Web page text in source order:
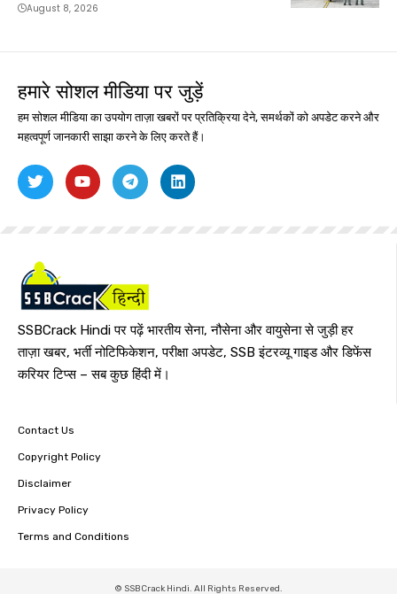
August 8, 2026
हमारे सोशल मीडिया पर जुड़ें
हम सोशल मीडिया का उपयोग ताज़ा खबरों पर प्रतिक्रिया देने, समर्थकों को अपडेट करने और
महत्वपूर्ण जानकारी साझा करने के लिए करते हैं।
SSBCrack Hindi पर पढ़ें भारतीय सेना, नौसेना और वायुसेना से जुड़ी हर
ताज़ा खबर, भर्ती नोटिफिकेशन, परीक्षा अपडेट, SSB इंटरव्यू गाइड और डिफेंस
करियर टिप्स – सब कुछ हिंदी में।
Contact Us
Copyright Policy
Disclaimer
Privacy Policy
Terms and Conditions
© SSBCrack Hindi. All Rights Reserved.